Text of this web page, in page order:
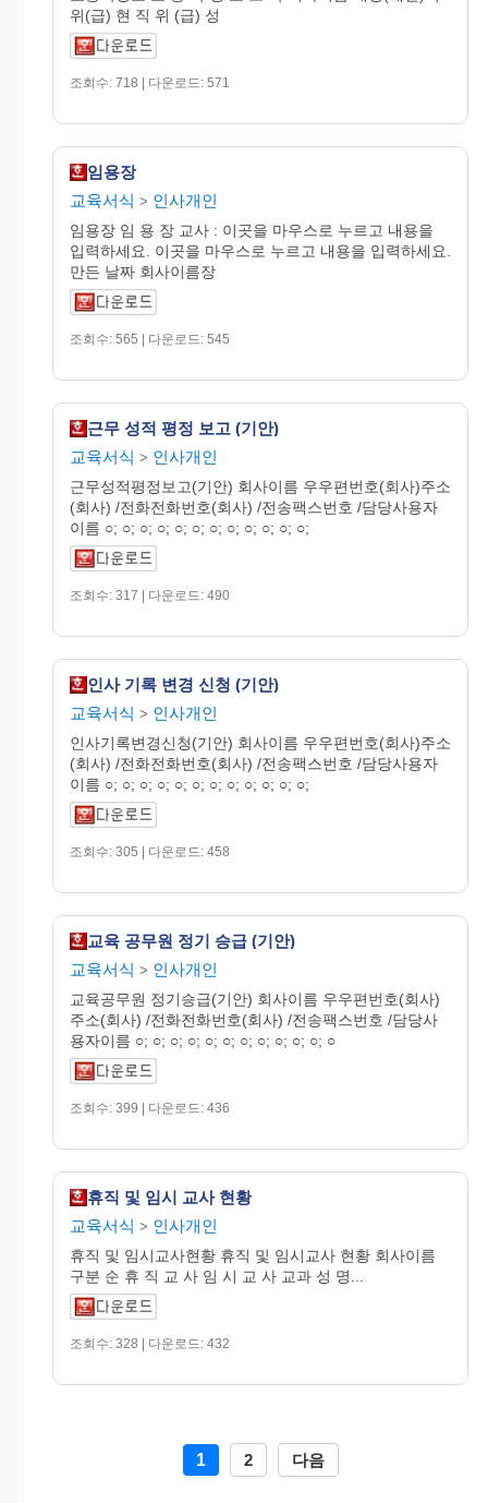
위(급) 현 직 위 (급) 성
조회수: 718 | 다운로드: 571
임용장
교육서식 > 인사개인
임용장 임 용 장 교사 : 이곳을 마우스로 누르고 내용을
입력하세요. 이곳을 마우스로 누르고 내용을 입력하세요.
만든 날짜 회사이름장
조회수: 565 | 다운로드: 545
근무 성적 평정 보고 (기안)
교육서식 > 인사개인
근무성적평정보고(기안) 회사이름 우우편번호(회사)주소
(회사) /전화전화번호(회사) /전송팩스번호 /담당사용자
이름 ○; ○; ○; ○; ○; ○; ○; ○; ○; ○; ○; ○;
조회수: 317 | 다운로드: 490
인사 기록 변경 신청 (기안)
교육서식 > 인사개인
인사기록변경신청(기안) 회사이름 우우편번호(회사)주소
(회사) /전화전화번호(회사) /전송팩스번호 /담당사용자
이름 ○; ○; ○; ○; ○; ○; ○; ○; ○; ○; ○; ○;
조회수: 305 | 다운로드: 458
교육 공무원 정기 승급 (기안)
교육서식 > 인사개인
교육공무원 정기승급(기안) 회사이름 우우편번호(회사)
주소(회사) /전화전화번호(회사) /전송팩스번호 /담당사
용자이름 ○; ○; ○; ○; ○; ○; ○; ○; ○; ○; ○; ○
조회수: 399 | 다운로드: 436
휴직 및 임시 교사 현황
교육서식 > 인사개인
휴직 및 임시교사현황 휴직 및 임시교사 현황 회사이름
구분 순 휴 직 교 사 임 시 교 사 교과 성 명...
조회수: 328 | 다운로드: 432
1 2 다음